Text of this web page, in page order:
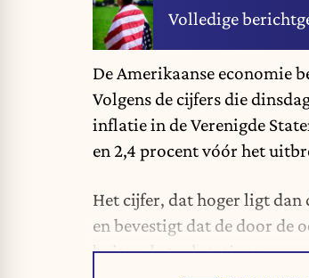
Volledige
De Amerikaanse economie
Volgens de cijfers die
inflatie in de Verenigde
en 2,4 procent vóór het
Het cijfer, dat hoger ligt dan
en bevestigt dat de door de
buiten de tankstations.